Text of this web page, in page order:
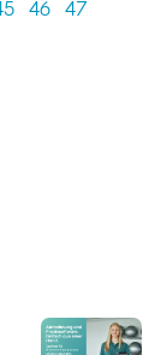
46 47